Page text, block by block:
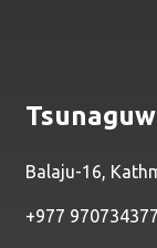
Balaju-16,
+977